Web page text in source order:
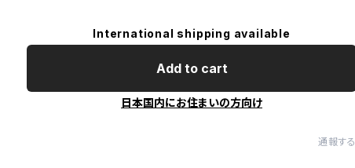
International shipping available
Add to cart
日本国内にお住まいの方向け
通報する